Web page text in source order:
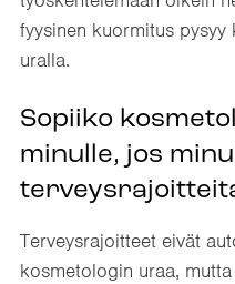
fyysinen kuormitus
uralla.
Sopiiko
minulle, jos
Terveysrajoitteet eivät
kosmetologin uraa,